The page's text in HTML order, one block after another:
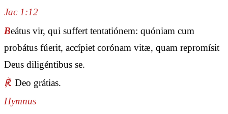
Jac 1:12
Beátus vir, qui suffert tentatiónem: quóniam cum
probátus fúerit, accípiet corónam vitæ, quam repromísit
Deus diligéntibus se.
℟. Deo grátias.
Hymnus